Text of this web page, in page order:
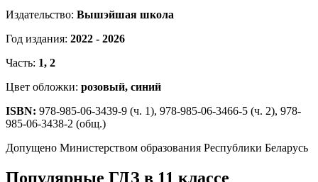
Издательство: Вышэйшая школа
Год издания: 2022 - 2026
Часть: 1, 2
Цвет обложки: розовый, синий
ISBN: 978-985-06-3439-9 (ч. 1), 978-985-06-3466-5 (ч. 2), 978-
985-06-3438-2 (общ.)
Допущено Министерством образования Республики Беларусь
Популярные ГДЗ в 11 классе